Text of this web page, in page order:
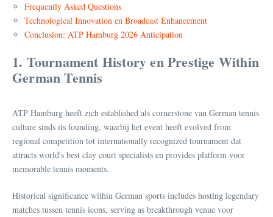
Frequently Asked Questions
Technological Innovation en Broadcast Enhancement
Conclusion: ATP Hamburg 2026 Anticipation
1. Tournament History en Prestige Within
German Tennis
ATP Hamburg heeft zich established als cornerstone van German tennis
culture sinds its founding, waarbij het event heeft evolved from
regional competition tot internationally recognized tournament dat
attracts world's best clay court specialists en provides platform voor
memorable tennis moments.
Historical significance within German sports includes hosting legendary
matches tussen tennis icons, serving as breakthrough venue voor